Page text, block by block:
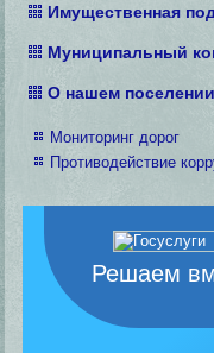
Имущественная
Муниципальный
О нашем поселении
Мониторинг дорог
Противодействие
Решаем